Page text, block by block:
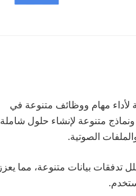
لأداء مهام ووظائف متنوعة في
متنوعة لإنشاء حلول شاملة
الصوتية.
تدفقات بيانات متنوعة، مما يعزز